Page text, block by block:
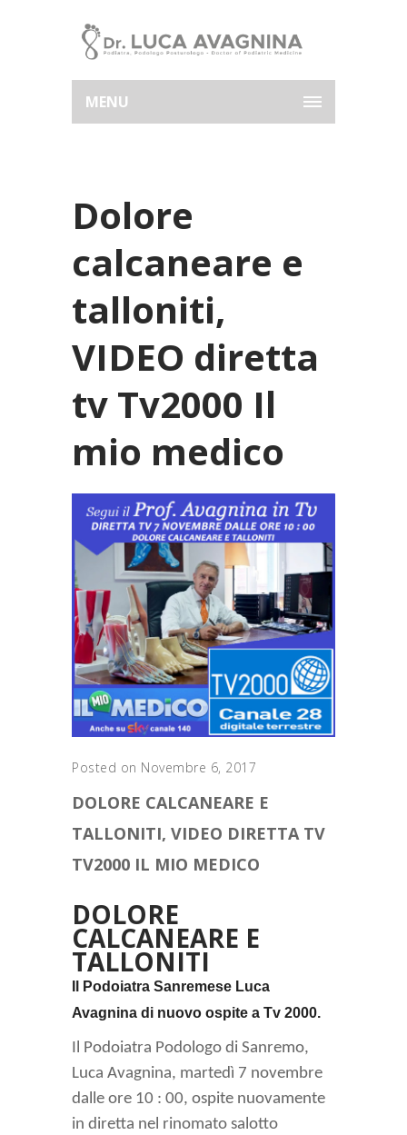
MENU
Dolore
calcaneare e
talloniti,
VIDEO diretta
tv Tv2000 Il
mio medico
Posted on Novembre 6, 2017
DOLORE CALCANEARE E
TALLONITI, VIDEO DIRETTA TV
TV2000 IL MIO MEDICO
DOLORE
CALCANEARE E
TALLONITI
Il Podoiatra Sanremese Luca
Avagnina di nuovo ospite a Tv 2000.
Il Podoiatra Podologo di Sanremo,
Luca Avagnina, martedì 7 novembre
dalle ore 10 : 00, ospite nuovamente
in diretta nel rinomato salotto